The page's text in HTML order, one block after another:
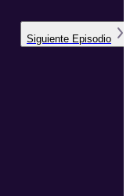
Siguiente Episodio